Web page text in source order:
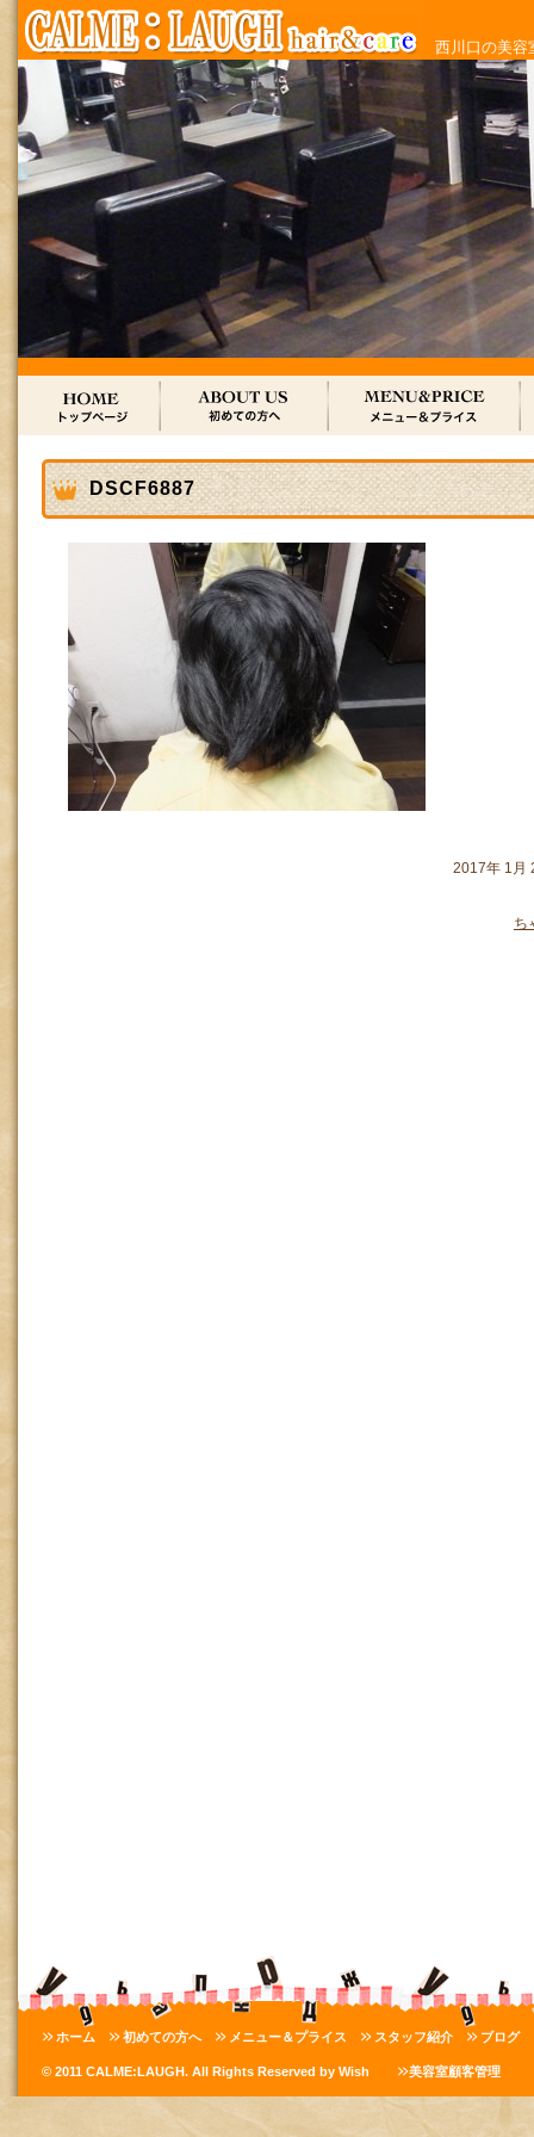
西川口の美容
DSCF6887
2017年 1月
ち
ホーム 初めての方へ メニュー＆プライス スタッフ紹介 ブログ
© 2011 CALME:LAUGH. All Rights Reserved by Wish 美容室顧客管理